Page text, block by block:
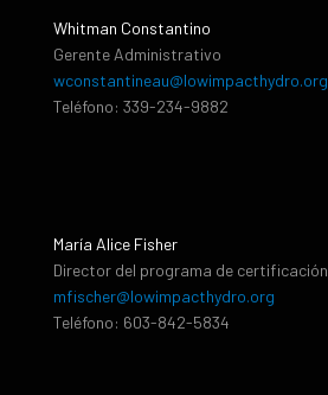
Whitman Constantino
Gerente Administrativo
wconstantineau@lowimpacthydro.org
Teléfono: 339-234-9882
María Alice Fisher
Director del programa de certificación
mfischer@lowimpacthydro.org
Teléfono: 603-842-5834